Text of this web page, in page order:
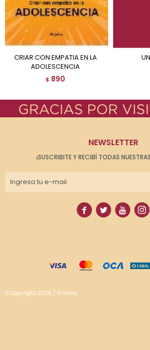
CRIAR CON EMPATIA EN LA
ADOLESCENCIA
$ 890
NEWSLETTER
¡SUSCRIBITE Y RECIBÍ TODAS
   
© Copyright 2026 / El Virrey